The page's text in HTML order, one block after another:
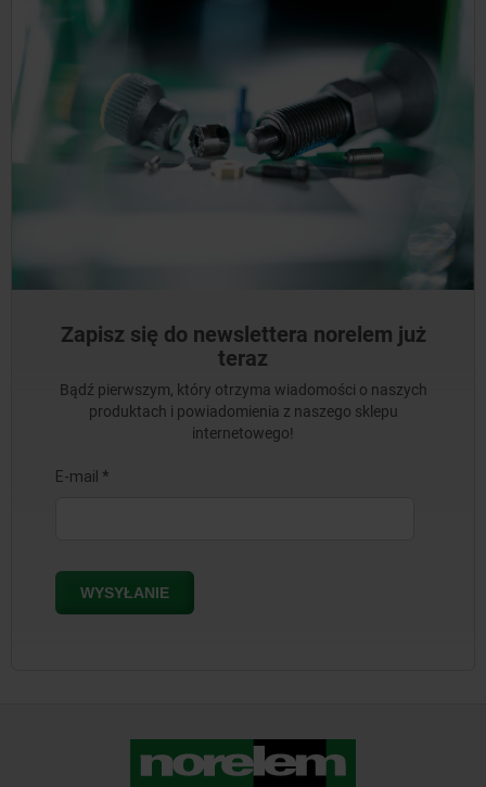
Zapisz się do newslettera norelem już
teraz
Bądź pierwszym, który otrzyma wiadomości o naszych
produktach i powiadomienia z naszego sklepu
internetowego!